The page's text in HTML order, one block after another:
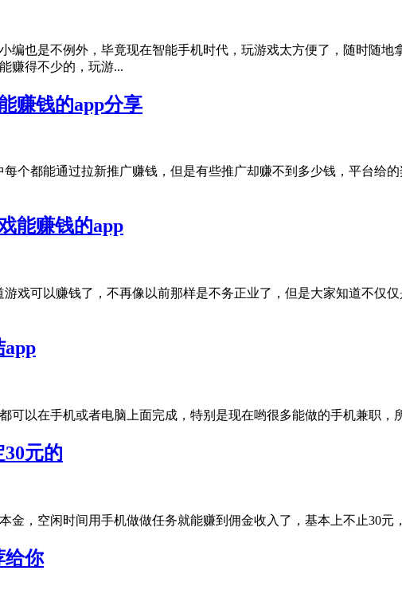
编也是不例外，毕竟现在智能手机时代，玩游戏太方便了，随时随
赚得不少的，玩游...
赚钱的app分享
个都能通过拉新推广赚钱，但是有些推广却赚不到多少钱，平台给
能赚钱的app
戏可以赚钱了，不再像以前那样是不务正业了，但是大家知道不仅
可以在手机或者电脑上面完成，特别是现在哟很多能做的手机兼职，
元的
金，空闲时间用手机做做任务就能赚到佣金收入了，基本上不止30元
给你